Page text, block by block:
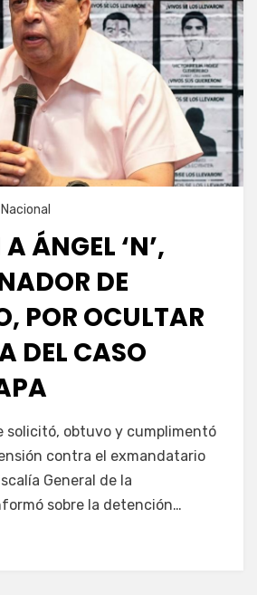
Nacional
ÁNGEL ‘N’,
DE
POR OCULTAR
DEL CASO
Servín
solicitó, obtuvo y cumplimentó
contra el exmandatario
General de la
sobre la detención…